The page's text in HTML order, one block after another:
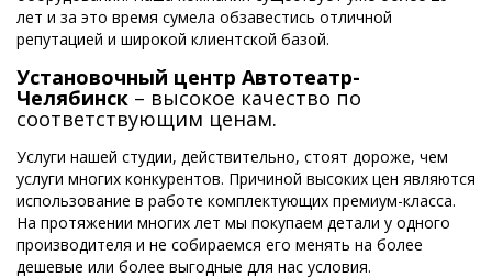
лет и за это время сумела обзавестись отличной
репутацией и широкой клиентской базой.
Установочный центр Автотеатр-
Челябинск – высокое качество по
соответствующим ценам.
Услуги нашей студии, действительно, стоят дороже, чем
услуги многих конкурентов. Причиной высоких цен являются
использование в работе комплектующих премиум-класса.
На протяжении многих лет мы покупаем детали у одного
производителя и не собираемся его менять на более
дешевые или более выгодные для нас условия.